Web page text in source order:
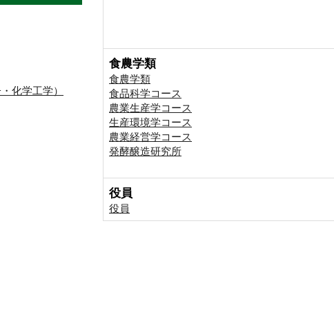
化学工学）
食農学類
食農学類
食品科学コース
農業生産学コース
生産環境学コース
農業経営学コース
発酵醸造研究所
役員
役員